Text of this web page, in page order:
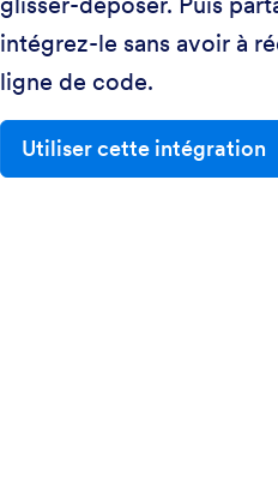
intégrez-le sans avoir à
ligne de code.
Utiliser cette intégration